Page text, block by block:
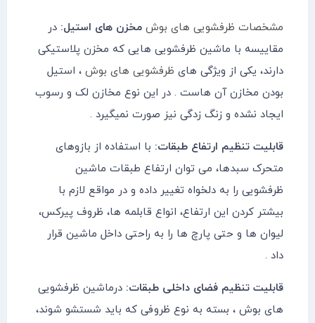
مشخصات ظرفشویی های بوش مخزن های استیل: در
مقاییسه با ماشین ظرفشویی هایی که مخزن پلاستیکی
دارند، یکی از ویژگی های ظرفشویی های بوش ، استیل
بودن مخازن آن هاست . در این نوع مخازن لک و رسوب
ایجاد نشده و زنگ زدگی نیز صورت نمیگیرد .
قابلیت تنظیم ارتفاع طبقات: با استفاده از بازوهای
متحرک سبدها، می توان ارتفاع طبقات ماشین
ظرفشویی را به دلخواه تغییر داده و در مواقع لازم با
بیشتر کردن این ارتفاع، انواع قابلمه ها، ظروف پیرکس،
لیوان ها و حتی پارچ ها را به راحتی داخل ماشین قرار
داد .
قابلیت تنظیم فضای داخلی طبقات: درماشین ظرفشویی
های بوش ، بسته به نوع ظروفی که باید شستشو شوند،